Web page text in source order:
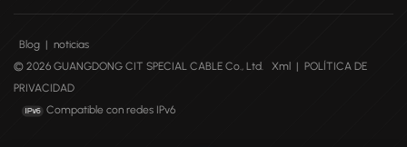
Blog | noticias
© 2026 GUANGDONG CIT SPECIAL CABLE Co., Ltd.
Xml | POLÍTICA DE
PRIVACIDAD
Compatible con redes IPv6